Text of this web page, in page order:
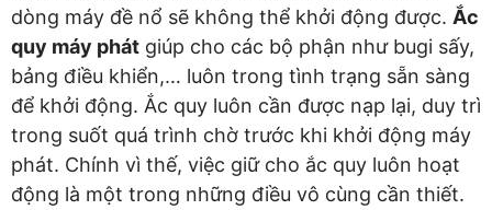
dòng máy đề nổ sẽ không thể khởi động được. Ắc
quy máy phát giúp cho các bộ phận như bugi sấy,
bảng điều khiển,… luôn trong tình trạng sẵn sàng
để khởi động. Ắc quy luôn cần được nạp lại, duy trì
trong suốt quá trình chờ trước khi khởi động máy
phát. Chính vì thế, việc giữ cho ắc quy luôn hoạt
động là một trong những điều vô cùng cần thiết.